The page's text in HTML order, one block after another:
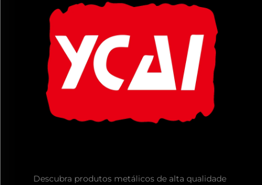
Descubra produtos metálicos de alta qualidade